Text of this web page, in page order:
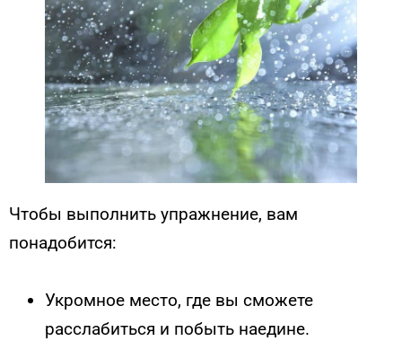
Чтобы выполнить упражнение, вам
понадобится:
Укромное место, где вы сможете
расслабиться и побыть наедине.